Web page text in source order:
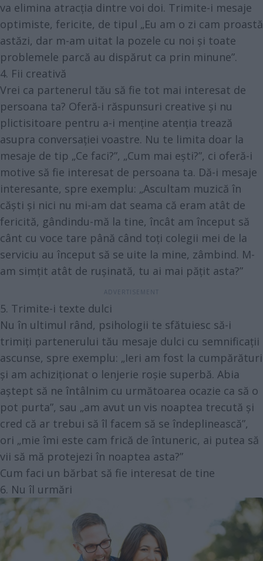
va elimina atracția dintre voi doi. Trimite-i mesaje
optimiste, fericite, de tipul „Eu am o zi cam proastă
astăzi, dar m-am uitat la pozele cu noi și toate
problemele parcă au dispărut ca prin minune”.
4. Fii creativă
Vrei ca partenerul tău să fie tot mai interesat de
persoana ta? Oferă-i răspunsuri creative și nu
plictisitoare pentru a-i menține atenția trează
asupra conversației voastre. Nu te limita doar la
mesaje de tip „Ce faci?”, „Cum mai ești?”, ci oferă-i
motive să fie interesat de persoana ta. Dă-i mesaje
interesante, spre exemplu: „Ascultam muzică în
căști și nici nu mi-am dat seama că eram atât de
fericită, gândindu-mă la tine, încât am început să
cânt cu voce tare până când toți colegii mei de la
serviciu au început să se uite la mine, zâmbind. M-
am simțit atât de rușinată, tu ai mai pățit asta?”
5. Trimite-i texte dulci
Nu în ultimul rând, psihologii te sfătuiesc să-i
trimiți partenerului tău mesaje dulci cu semnificații
ascunse, spre exemplu: „Ieri am fost la cumpărături
și am achiziționat o lenjerie roșie superbă. Abia
aștept să ne întâlnim cu următoarea ocazie ca să o
pot purta”, sau „am avut un vis noaptea trecută și
cred că ar trebui să îl facem să se îndeplinească”,
ori „mie îmi este cam frică de întuneric, ai putea să
vii să mă protejezi în noaptea asta?”
Cum faci un bărbat să fie interesat de tine
6. Nu îl urmări